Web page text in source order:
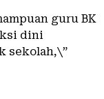
guru BK
dini
sekolah,\”